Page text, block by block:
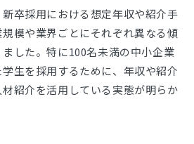
卒採用における想定年収や紹介手
模や業界ごとにそれぞれ異なる傾
した。特に100名未満の中小企業
生を採用するために、年収や紹介
紹介を活用している実態が明らか